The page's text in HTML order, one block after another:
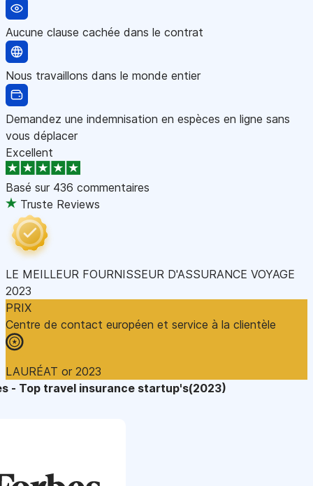
Aucune clause cachée dans le contrat
Nous travaillons dans le monde entier
Demandez une indemnisation en espèces en ligne sans
vous déplacer
Excellent
Basé sur 436 commentaires
Truste Reviews
LE MEILLEUR FOURNISSEUR D'ASSURANCE VOYAGE
2023
PRIX
Centre de contact européen et service à la clientèle
LAURÉAT or 2023
- Top travel insurance startup's(2023)